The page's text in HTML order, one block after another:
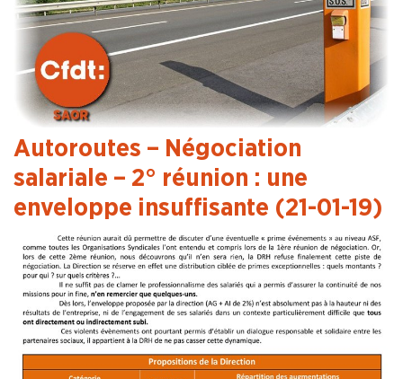
Autoroutes – Négociation
salariale – 2° réunion : une
enveloppe insuffisante (21-01-19)